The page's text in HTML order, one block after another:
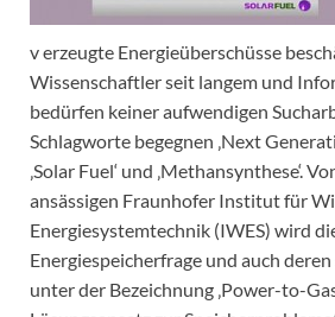
v erzeugte Energieüberschüsse
Wissenschaftler seit langem und
bedürfen keiner aufwendigen
Schlagworte begegnen ‚Next
‚Solar Fuel‘ und ‚Methansynthese‘.
ansässigen Fraunhofer Institut für
Energiesystemtechnik (IWES) wird
Energiespeicherfrage und auch
unter der Bezeichnung ‚Power-to-